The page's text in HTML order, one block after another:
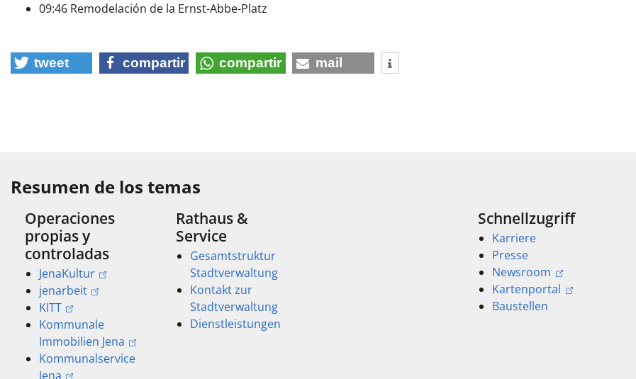
09:46 Remodelación de la Ernst-Abbe-Platz
tweet compartir compartir mail
Resumen de los temas
Operaciones
propias y
controladas
JenaKultur
jenarbeit
KITT
Kommunale
Immobilien Jena
Kommunalservice
Jena
Rathaus &
Service
Gesamtstruktur
Stadtverwaltung
Kontakt zur
Stadtverwaltung
Dienstleistungen
Schnellzugriff
Karriere
Presse
Newsroom
Kartenportal
Baustellen